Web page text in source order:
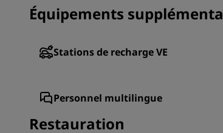
Équipements
Stations de recharge VE
Personnel multilingue
Restauration